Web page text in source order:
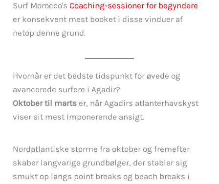
Surf Morocco'sCoaching-sessioner for begyndere
er konsekvent mest booket i disse vinduer af
netop denne grund.
Hvornår er det bedste tidspunkt for øvede og
avancerede surfere i Agadir?
Oktober til marts er, når Agadirs atlanterhavskyst
viser sit mest imponerende ansigt.
Nordatlantiske storme fra oktober og fremefter
skaber langvarige grundbølger, der stabler sig
smukt op langs point breaks og beach breaks i